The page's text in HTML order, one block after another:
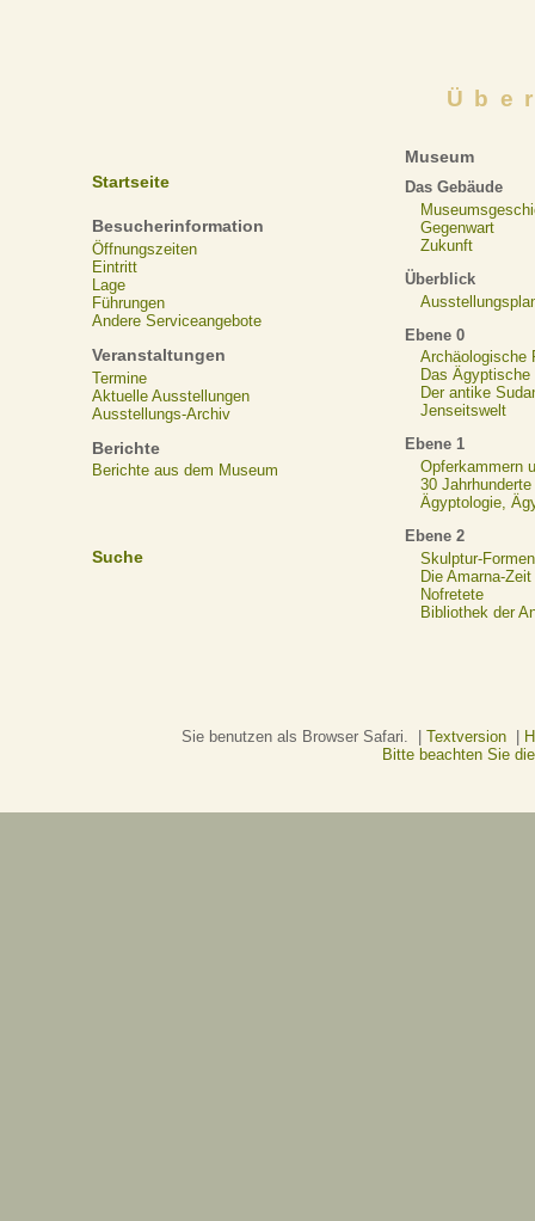
Startseite
Besucherinformation
Öffnungszeiten
Eintritt
Lage
Führungen
Andere Serviceangebote
Veranstaltungen
Termine
Aktuelle Ausstellungen
Ausstellungs-Archiv
Berichte
Berichte aus dem Museum
Suche
Museum
Das Gebäude
Gegenwart
Zukunft
Überblick
Ebene 0
Archäologische
Das Ägyptische
Der antike
Jenseitswelt
Ebene 1
Opferkammern
30
Ägyptologie,
Ebene 2
Skulptur-Formen
Die Amarna-Zeit
Nofretete
Bibliothek der
Sie benutzen als Browser Safari. | Textversion|
Bitte beachten Sie